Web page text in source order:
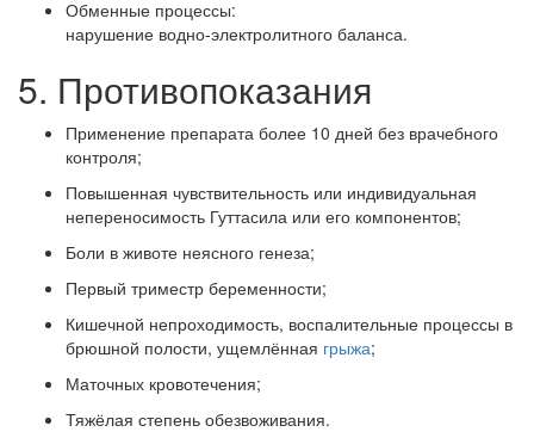
Обменные процессы:
нарушение водно-электролитного баланса.
5. Противопоказания
Применение препарата более 10 дней без врачебного
контроля;
Повышенная чувствительность или индивидуальная
непереносимость Гуттасила или его компонентов;
Боли в животе неясного генеза;
Первый триместр беременности;
Кишечной непроходимость, воспалительные процессы в
брюшной полости, ущемлённая грыжа;
Маточных кровотечения;
Тяжёлая степень обезвоживания.